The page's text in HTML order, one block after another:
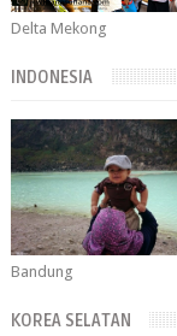
Delta Mekong
INDONESIA
Bandung
KOREA SELATAN